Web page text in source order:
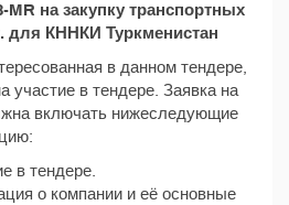
на закупку транспортных
для КННКИ Туркменистан
в данном тендере,
участие в тендере. Заявка на
включать нижеследующие
в тендере.
о компании и её основные